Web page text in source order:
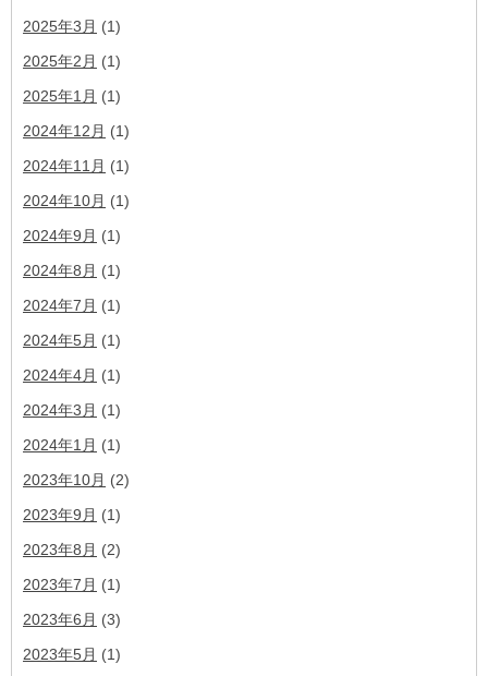
2025年3月 (1)
2025年2月 (1)
2025年1月 (1)
2024年12月 (1)
2024年11月 (1)
2024年10月 (1)
2024年9月 (1)
2024年8月 (1)
2024年7月 (1)
2024年5月 (1)
2024年4月 (1)
2024年3月 (1)
2024年1月 (1)
2023年10月 (2)
2023年9月 (1)
2023年8月 (2)
2023年7月 (1)
2023年6月 (3)
2023年5月 (1)